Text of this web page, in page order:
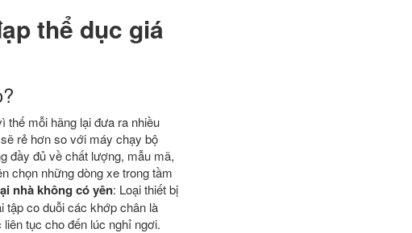
thể dục giá
thế mỗi hãng lại đưa ra nhiều
rẻ hơn so với máy chạy bộ
đầy đủ về chất lượng, mẫu mã,
chọn những dòng xe trong tầm
nhà không có yên: Loại thiết bị
tập co duỗi các khớp chân là
tục cho đến lúc nghỉ ngơi.